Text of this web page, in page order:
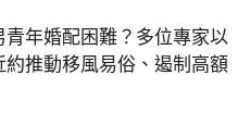
年婚配困難？多位專家以
推動移風易俗、遏制高額